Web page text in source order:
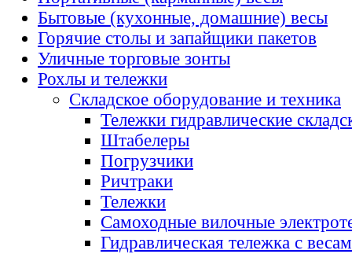
Бытовые (кухонные, домашние) весы
Горячие столы и запайщики пакетов
Уличные торговые зонты
Рохлы и тележки
Складское оборудование и техника
Тележки гидравлические
Штабелеры
Погрузчики
Ричтраки
Тележки
Самоходные вилочные
Гидравлическая тележка с